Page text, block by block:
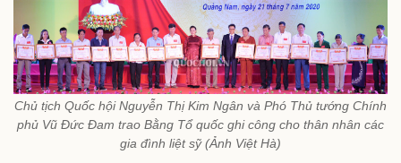
Chủ tịch Quốc hội Nguyễn Thị Kim Ngân và Phó Thủ tướng Chính
phủ Vũ Đức Đam trao Bằng Tổ quốc ghi công cho thân nhân các
gia đình liệt sỹ (Ảnh Việt Hà)